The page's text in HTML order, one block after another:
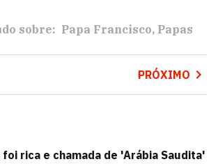
sobre: Papa Francisco Papas
PRÓXIMO
rica e chamada de 'Arábia Saudita'